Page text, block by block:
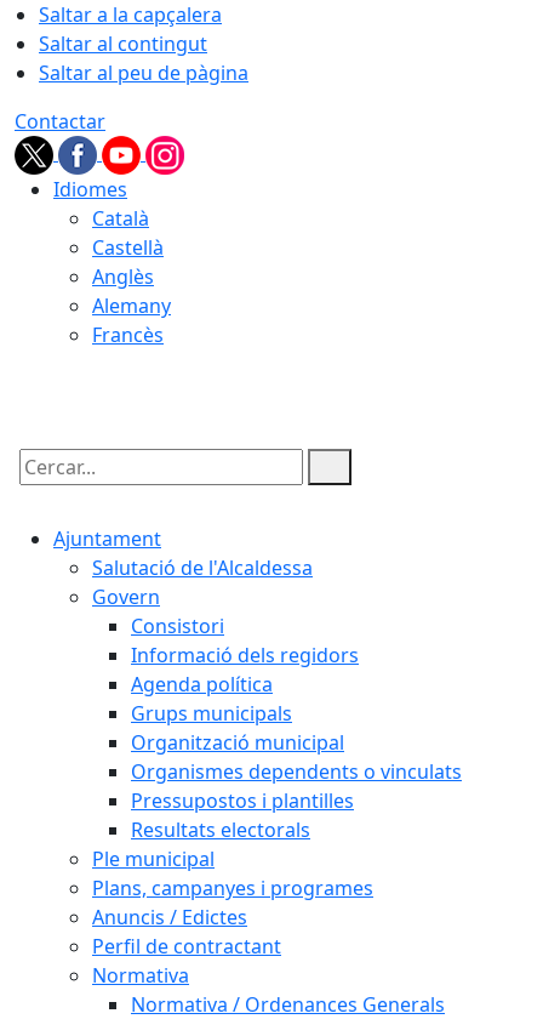
Saltar a la capçalera
Saltar al contingut
Saltar al peu de pàgina
Contactar
Idiomes
Català
Castellà
Anglès
Alemany
Francès
Cercar:
Ajuntament
Salutació de l'Alcaldessa
Govern
Consistori
Informació dels regidors
Agenda política
Grups municipals
Organització municipal
Organismes dependents o vinculats
Pressupostos i plantilles
Resultats electorals
Ple municipal
Plans, campanyes i programes
Anuncis / Edictes
Perfil de contractant
Normativa
Normativa / Ordenances Generals